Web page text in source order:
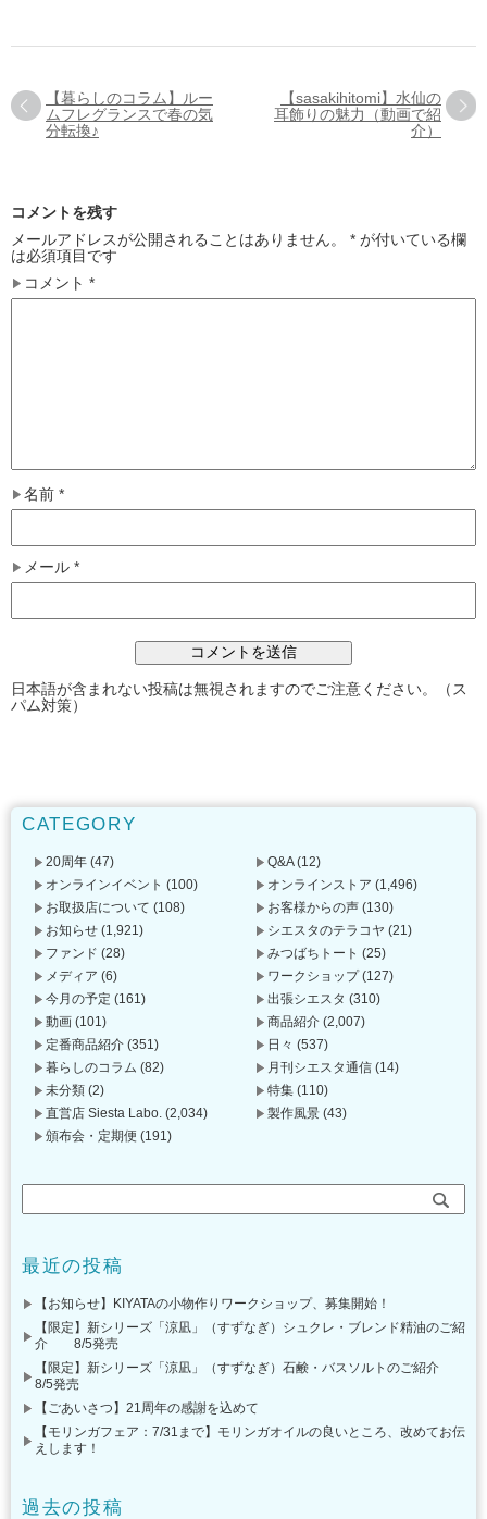
【暮らしのコラム】ルー
ムフレグランスで春の気
分転換♪
【sasakihitomi】水仙の
耳飾りの魅力（動画で紹
介）
コメントを残す
メールアドレスが公開されることはありません。
* が付いている欄
は必須項目です
コメント *
名前 *
メール *
日本語が含まれない投稿は無視されますのでご注意ください。（ス
パム対策）
CATEGORY
20周年 (47) Q&A(12)
オンラインイベント (100) オンラインストア (1,496)
お取扱店について (108) お客様からの声 (130)
お知らせ (1,921) シエスタのテラコヤ (21)
ファンド (28) みつばちトート (25)
メディア (6) ワークショップ(127)
今月の予定 (161) 出張シエスタ (310)
動画 (101) 商品紹介 (2,007)
定番商品紹介 (351) 日々 (537)
暮らしのコラム (82) 月刊シエスタ通信 (14)
未分類 (2) 特集 (110)
直営店 Siesta Labo. (2,034) 製作風景 (43)
頒布会・定期便 (191)
最近の投稿
【お知らせ】KIYATAの小物作りワークショップ、募集開始！
【限定】新シリーズ「涼凪」（すずなぎ）シュクレ・ブレンド精油のご紹
介 8/5発売
【限定】新シリーズ「涼凪」（すずなぎ）石鹸・バスソルトのご紹介
8/5発売
【ごあいさつ】21周年の感謝を込めて
【モリンガフェア：7/31まで】モリンガオイルの良いところ、改めてお伝
えします！
過去の投稿